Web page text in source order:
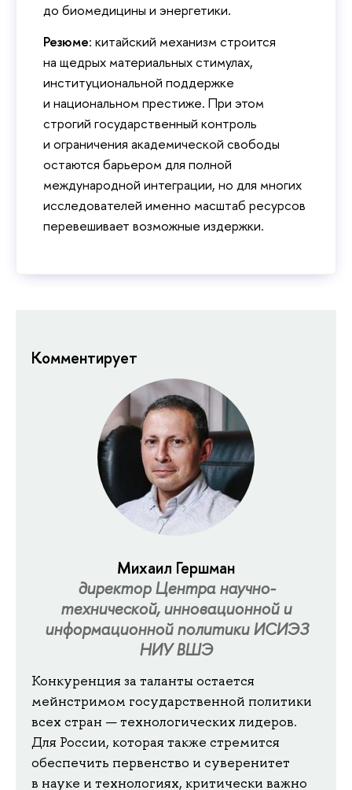
до биомедицины и энергетики.
Резюме: китайский механизм строится
на щедрых материальных стимулах,
институциональной поддержке
и национальном престиже. При этом
строгий государственный контроль
и ограничения академической свободы
остаются барьером для полной
международной интеграции, но для многих
исследователей именно масштаб ресурсов
перевешивает возможные издержки.
Комментирует
Михаил Гершман
директор Центра научно-
технической, инновационной и
информационной политики ИСИЭЗ
НИУ ВШЭ
Конкуренция за таланты остается
мейнстримом государственной политики
всех стран — технологических лидеров.
Для России, которая также стремится
обеспечить первенство и суверенитет
в науке и технологиях, критически важно